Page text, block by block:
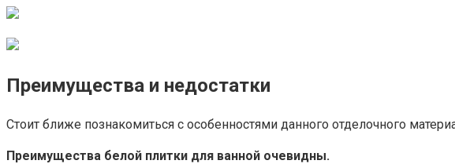
Преимущества и недостатки
Стоит ближе познакомиться с особенностями данного отделочного
Преимущества белой плитки для ванной очевидны.